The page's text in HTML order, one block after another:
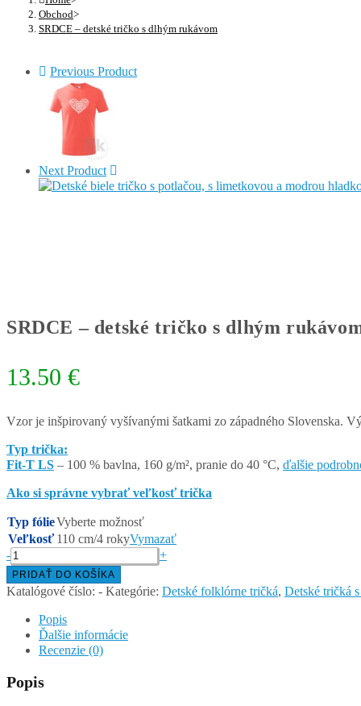
Obchod>
SRDCE – detské tričko s dlhým rukávom
Previous Product
Next Product
SRDCE – detské tričko s dlhým
13.50 €
Vzor je inšpirovaný vyšívanými šatkami zo západného Slovenska.
Typ trička:
Fit-T LS – 100 % bavlna, 160 g/m², pranie do 40 °C, ďalšie
Ako si správne vybrať veľkosť trička
Typ fólieVyberte možnosť
Veľkosť 110 cm/4 rokyVymazať
množstvo
SRDCE
–
detské
tričko
dlhým
- +
PRIDAŤ DO KOŠÍKA
Katalógové číslo: - Kategórie: Detské folklórne tričká, Detské tričká
Popis
Ďalšie informácie
Recenzie (0)
Popis